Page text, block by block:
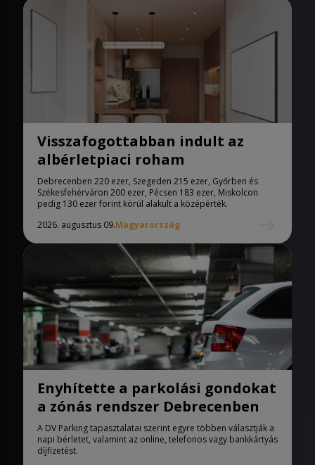
Visszafogottabban indult az
albérletpiaci roham
Debrecenben 220 ezer, Szegeden 215 ezer, Győrben és
Székesfehérváron 200 ezer, Pécsen 183 ezer, Miskolcon
pedig 130 ezer forint körül alakult a középérték.
2026. augusztus 09.Magyarország
Enyhítette a parkolási gondokat
a zónás rendszer Debrecenben
A DV Parking tapasztalatai szerint egyre többen választják a
napi bérletet, valamint az online, telefonos vagy bankkártyás
díjfizetést.